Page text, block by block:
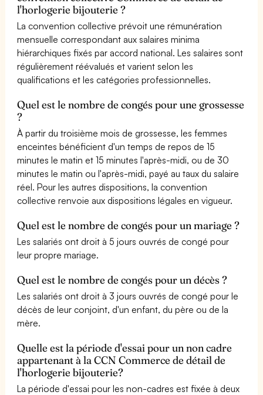
l'horlogerie bijouterie ?
La convention collective prévoit une rémunération
mensuelle correspondant aux salaires minima
hiérarchiques fixés par accord national. Les salaires sont
régulièrement réévalués et varient selon les
qualifications et les catégories professionnelles.
Quel est le nombre de congés pour une grossesse
?
À partir du troisième mois de grossesse, les femmes
enceintes bénéficient d'un temps de repos de 15
minutes le matin et 15 minutes l'après-midi, ou de 30
minutes le matin ou l'après-midi, payé au taux du salaire
réel. Pour les autres dispositions, la convention
collective renvoie aux dispositions légales en vigueur.
Quel est le nombre de congés pour un mariage ?
Les salariés ont droit à 5 jours ouvrés de congé pour
leur propre mariage.
Quel est le nombre de congés pour un décès ?
Les salariés ont droit à 3 jours ouvrés de congé pour le
décès de leur conjoint, d'un enfant, du père ou de la
mère.
Quelle est la période d'essai pour un non cadre
appartenant à la CCN Commerce de détail de
l'horlogerie bijouterie?
La période d'essai pour les non-cadres est fixée à deux